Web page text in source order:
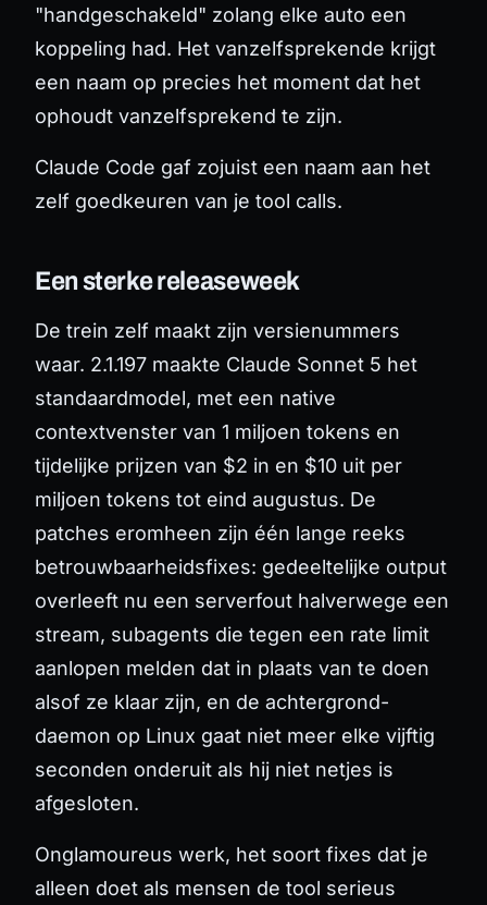
"handgeschakeld" zolang elke auto een
koppeling had. Het vanzelfsprekende krijgt
een naam op precies het moment dat het
ophoudt vanzelfsprekend te zijn.
Claude Code gaf zojuist een naam aan het
zelf goedkeuren van je tool calls.
Een sterke releaseweek
De trein zelf maakt zijn versienummers
waar. 2.1.197 maakte Claude Sonnet 5 het
standaardmodel, met een native
contextvenster van 1 miljoen tokens en
tijdelijke prijzen van $2 in en $10 uit per
miljoen tokens tot eind augustus. De
patches eromheen zijn één lange reeks
betrouwbaarheidsfixes: gedeeltelijke output
overleeft nu een serverfout halverwege een
stream, subagents die tegen een rate limit
aanlopen melden dat in plaats van te doen
alsof ze klaar zijn, en de achtergrond-
daemon op Linux gaat niet meer elke vijftig
seconden onderuit als hij niet netjes is
afgesloten.
Onglamoureus werk, het soort fixes dat je
alleen doet als mensen de tool serieus